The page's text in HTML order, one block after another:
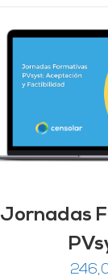
Jornadas
AÑADIR AL